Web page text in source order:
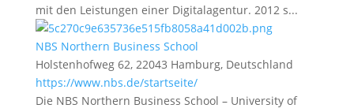
mit den Leistungen einer Digitalagentur. 2012 s...
NBS Northern Business School
Holstenhofweg 62, 22043 Hamburg, Deutschland
https://www.nbs.de/startseite/
Die NBS Northern Business School – University of